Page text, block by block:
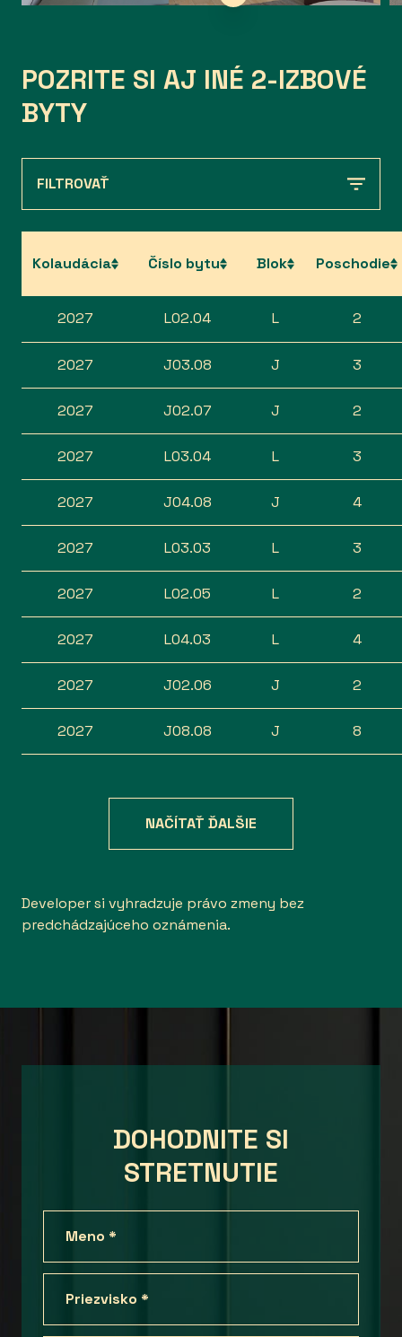
POZRITE SI AJ INÉ 2-IZBOVÉ
BYTY
FILTROVAŤ
Kolaudácia Číslo bytu Blok Poschodie
2027 L02.04 L 2
2027 J03.08 J 3
2027 J02.07 J 2
2027 L03.04 L 3
2027 J04.08 J 4
2027 L03.03 L 3
2027 L02.05 L 2
2027 L04.03 L 4
2027 J02.06 J 2
2027 J08.08 J 8
NAČÍTAŤ ĎALŠIE
Developer si vyhradzuje právo zmeny bez
predchádzajúceho oznámenia.
DOHODNITE SI
STRETNUTIE